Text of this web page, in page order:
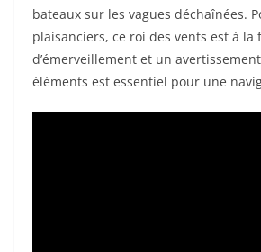
bateaux sur les vagues déchaînées.
plaisanciers, ce roi des vents est à la
d’émerveillement et un
éléments est essentiel pour une